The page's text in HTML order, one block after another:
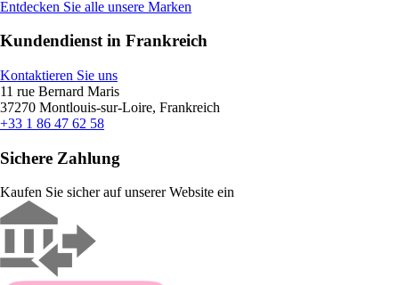
Entdecken Sie alle unsere Marken
Kundendienst in Frankreich
Kontaktieren Sie uns
11 rue Bernard Maris
37270 Montlouis-sur-Loire, Frankreich
+33 1 86 47 62 58
Sichere Zahlung
Kaufen Sie sicher auf unserer Website ein